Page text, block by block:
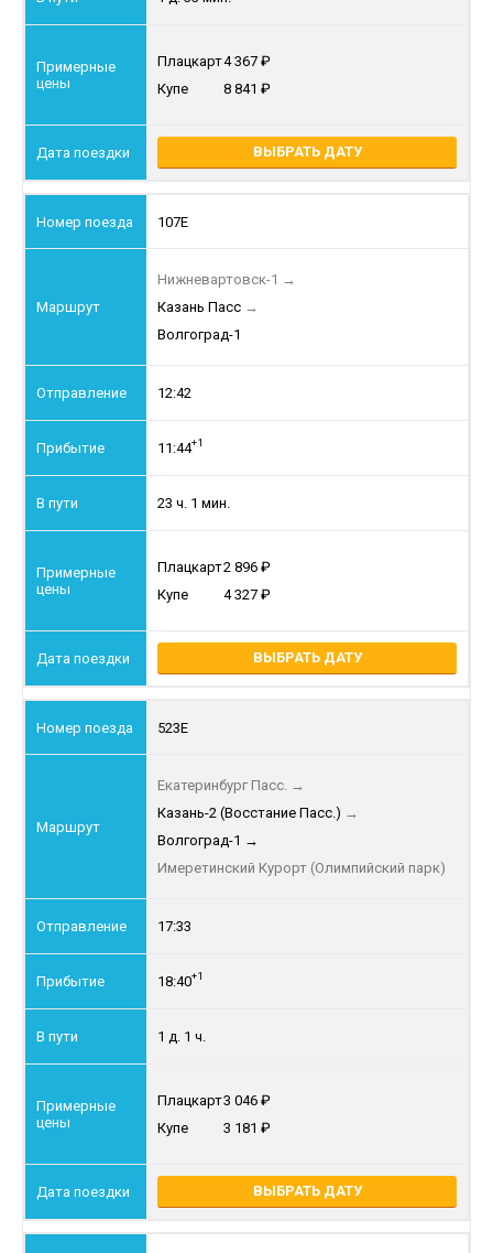
Плацкарт4 367
Купе
8 841
ВЫБРАТЬ ДАТУ
107Е
Нижневартовск-1 →
Казань Пасс →
Волгоград-1
12:42
11:44+1
23 ч. 1 мин.
Плацкарт2 896
Купе
4 327
ВЫБРАТЬ ДАТУ
523Е
Екатеринбург Пасс. →
Казань-2 (Восстание Пасс.) →
Волгоград-1 →
Имеретинский Курорт (Олимпийский парк)
17:33
18:40+1
1 д. 1 ч.
Плацкарт3 046
Купе
3 181
ВЫБРАТЬ ДАТУ